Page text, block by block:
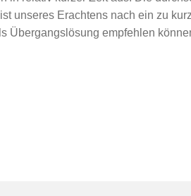
unseres Erachtens nach ein zu
Übergangslösung empfehlen